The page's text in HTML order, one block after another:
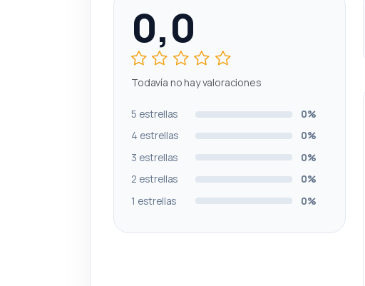
0,0
Todavía no hay valoraciones
5 estrellas
0%
4 estrellas
0%
3 estrellas
0%
2 estrellas
0%
1 estrellas
0%